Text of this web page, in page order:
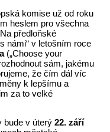
komise už od roku
heslem pro všechna
předloňské
námi“ v letošním roce
(„Choose your
sám, jakému
že čím dál víc
k lepšímu a
za to velké
bude v úterý 22. září